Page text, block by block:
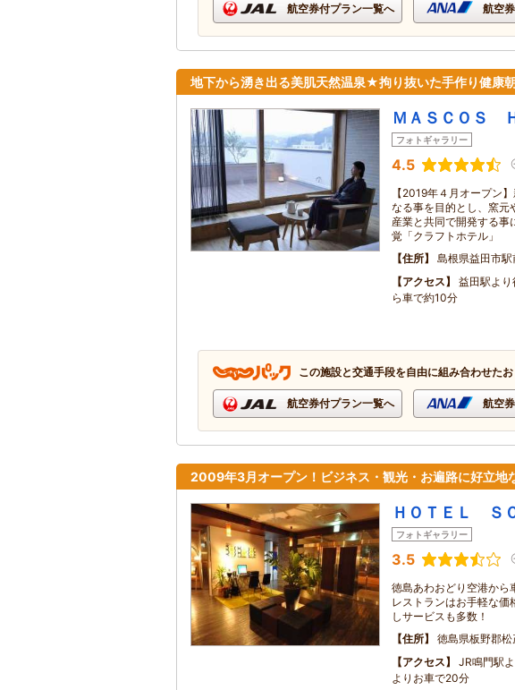
航空券付プラン一覧へ 航空
地下から湧き出る美肌天然温泉★拘り抜いた手作り健康
ＭＡＳＣＯＳ
フォトギャラリー
4.5
【2019年４月オープン
なる事を目的とし、窯元
産業と共同で開発する事
覚「クラフトホテル」
住所
島根県益田市
アクセス
益田駅よ
ら車で約10分
この施設と交通手段を自由に組み合わせた
航空券付プラン一覧へ 航空
2009年3月オープン！ビジネス・観光・お遍路に好立地
ＨＯＴＥＬ Ｓ
フォトギャラリー
3.5
徳島あわおどり空港から
レストランはお手軽な価
しサービスも多数！
住所
徳島県板野郡松
アクセス
JR鳴門駅
よりお車で20分